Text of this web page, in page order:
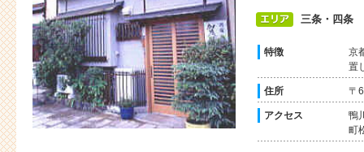
三条・四条
特徴
京
置
住所 〒
アクセス
鴨
町